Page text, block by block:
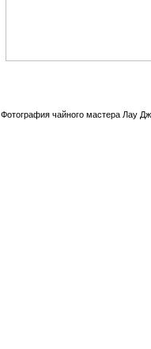
Фотография чайного мастера Лау